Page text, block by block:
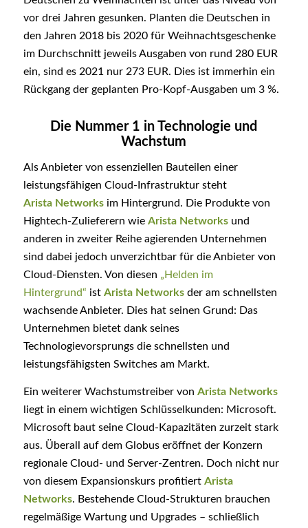
vor drei Jahren gesunken. Planten die Deutschen in
den Jahren 2018 bis 2020 für Weihnachtsgeschenke
im Durchschnitt jeweils Ausgaben von rund 280 EUR
ein, sind es 2021 nur 273 EUR. Dies ist immerhin ein
Rückgang der geplanten Pro-Kopf-Ausgaben um 3 %.
Die Nummer 1 in Technologie und
Wachstum
Als Anbieter von essenziellen Bauteilen einer
leistungsfähigen Cloud-Infrastruktur steht
Arista Networksim Hintergrund. Die Produkte von
Hightech-Zulieferern wie Arista Networksund
anderen in zweiter Reihe agierenden Unternehmen
sind dabei jedoch unverzichtbar für die Anbieter von
Cloud-Diensten. Von diesen „Helden im
Hintergrund“ ist Arista Networksder am schnellsten
wachsende Anbieter. Dies hat seinen Grund: Das
Unternehmen bietet dank seines
Technologievorsprungs die schnellsten und
leistungsfähigsten Switches am Markt.
Ein weiterer Wachstumstreiber von Arista Networks
liegt in einem wichtigen Schlüsselkunden: Microsoft.
Microsoft baut seine Cloud-Kapazitäten zurzeit stark
aus. Überall auf dem Globus eröffnet der Konzern
regionale Cloud- und Server-Zentren. Doch nicht nur
von diesem Expansionskurs profitiert Arista
Networks. Bestehende Cloud-Strukturen brauchen
regelmäßige Wartung und Upgrades – schließlich